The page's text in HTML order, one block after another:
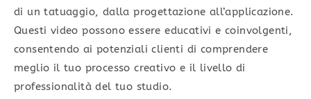
di un tatuaggio, dalla progettazione all’applicazione.
Questi video possono essere educativi e coinvolgenti,
consentendo ai potenziali clienti di comprendere
meglio il tuo processo creativo e il livello di
professionalità del tuo studio.